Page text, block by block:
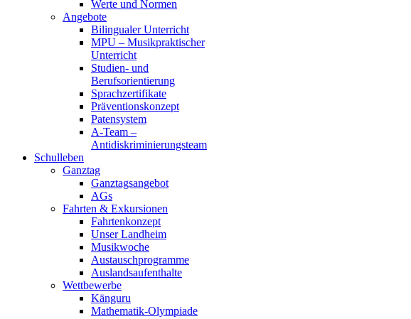
Werte und Normen
Angebote
Bilingualer Unterricht
MPU – Musikpraktischer
Unterricht
Studien- und
Berufsorientierung
Sprachzertifikate
Präventionskonzept
Patensystem
A-Team –
Antidiskriminierungsteam
Schulleben
Ganztag
Ganztagsangebot
AGs
Fahrten & Exkursionen
Fahrtenkonzept
Unser Landheim
Musikwoche
Austauschprogramme
Auslandsaufenthalte
Wettbewerbe
Känguru
Mathematik-Olympiade